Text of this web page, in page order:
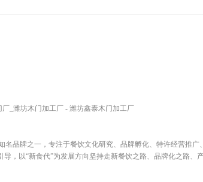
_潍坊木门加工厂 - 潍坊鑫泰木门加工厂
品牌之一，专注于餐饮文化研究、品牌孵化、特许经营推
，以“新食代”为发展方向坚持走新餐饮之路、品牌化之路、